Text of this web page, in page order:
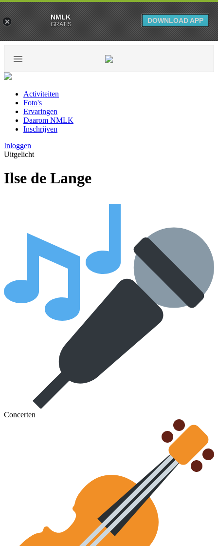
Activiteiten
Foto's
Ervaringen
Daarom NMLK
Inschrijven
Inloggen
Uitgelicht
Ilse de Lange
Concerten
NMLK
GRATIS DOWNLOAD APP